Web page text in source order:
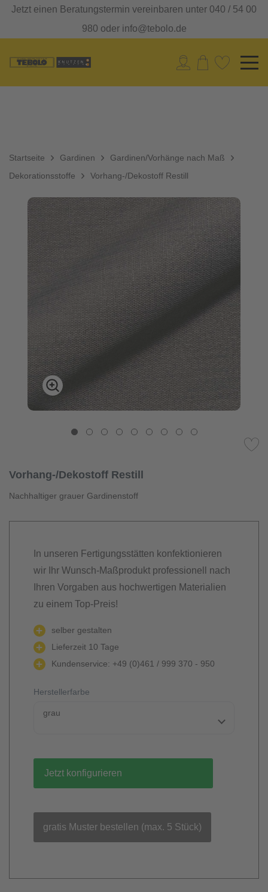
Jetzt einen Beratungstermin vereinbaren unter 040 / 54 00
980 oder info@tebolo.de
Startseite Gardinen
Gardinen/Vorhänge nach Maß
Dekorationsstoffe
Vorhang-/Dekostoff Restill
Vorhang-/Dekostoff Restill
Nachhaltiger grauer Gardinenstoff
In unseren Fertigungsstätten konfektionieren
wir Ihr Wunsch-Maßprodukt professionell nach
Ihren Vorgaben aus hochwertigen Materialien
zu einem Top-Preis!
selber gestalten
Lieferzeit 10 Tage
Kundenservice: +49 (0)461 / 999 370 - 950
Herstellerfarbe
grau
Jetzt konfigurieren
gratis Muster bestellen (max. 5 Stück)